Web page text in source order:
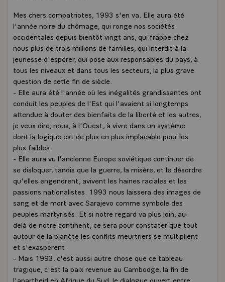
Mes chers compatriotes, 1993 s'en va. Elle aura été
l'année noire du chômage, qui ronge nos sociétés
occidentales depuis bientôt vingt ans, qui frappe chez
nous plus de trois millions de familles, qui interdit à la
jeunesse d'espérer, qui pose aux responsables du pays, à
tous les niveaux et dans tous les secteurs, la plus grave
question de cette fin de siècle.
- Elle aura été l'année où les inégalités grandissantes ont
conduit les peuples de l'Est qui l'avaient si longtemps
attendue à douter des bienfaits de la liberté et les autres,
je veux dire, nous, à l'Ouest, à vivre dans un système
dont la logique est de plus en plus implacable pour les
plus faibles.
- Elle aura vu l'ancienne Europe soviétique continuer de
se disloquer, tandis que la guerre, la misère, et le désordre
qu'elles engendrent, avivent les haines raciales et les
passions nationalistes. 1993 nous laissera des images de
sang et de mort avec Sarajevo comme symbole des
peuples martyrisés. Et si notre regard va plus loin, au-
delà de notre continent, ce sera pour constater que tout
autour de la planète les conflits meurtriers se multiplient
et s'exaspèrent.
- Mais 1993, c'est aussi autre chose que ce tableau
tragique, c'est la paix revenue au Cambodge, la fin de
l'apartheid en Afrique du Sud, le dialogue ouvert entre